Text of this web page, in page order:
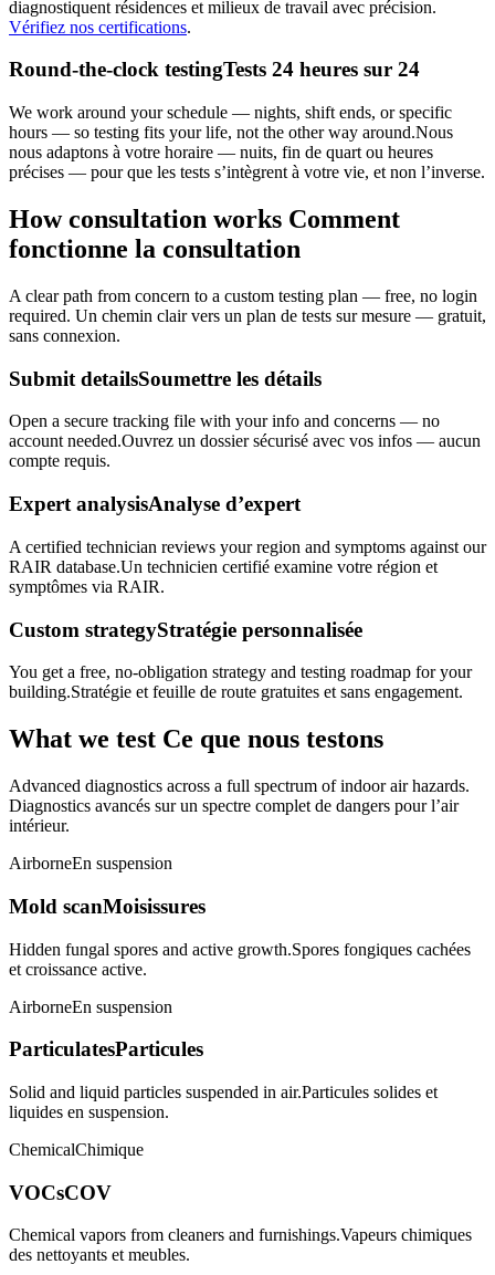
diagnostiquent résidences et milieux de travail avec précision.
Vérifiez nos certifications.
Round-the-clock testingTests 24 heures sur 24
We work around your schedule — nights, shift ends, or specific
hours — so testing fits your life, not the other way around.Nous
nous adaptons à votre horaire — nuits, fin de quart ou heures
précises — pour que les tests s’intègrent à votre vie, et non l’inverse.
How consultation works Comment
fonctionne la consultation
A clear path from concern to a custom testing plan — free, no login
required. Un chemin clair vers un plan de tests sur mesure — gratuit,
sans connexion.
Submit detailsSoumettre les détails
Open a secure tracking file with your info and concerns — no
account needed.Ouvrez un dossier sécurisé avec vos infos — aucun
compte requis.
Expert analysisAnalyse d’expert
A certified technician reviews your region and symptoms against our
RAIR database.Un technicien certifié examine votre région et
symptômes via RAIR.
Custom strategyStratégie personnalisée
You get a free, no-obligation strategy and testing roadmap for your
building.Stratégie et feuille de route gratuites et sans engagement.
What we test Ce que nous testons
Advanced diagnostics across a full spectrum of indoor air hazards.
Diagnostics avancés sur un spectre complet de dangers pour l’air
intérieur.
AirborneEn suspension
Mold scanMoisissures
Hidden fungal spores and active growth.Spores fongiques cachées
et croissance active.
AirborneEn suspension
ParticulatesParticules
Solid and liquid particles suspended in air.Particules solides et
liquides en suspension.
ChemicalChimique
VOCsCOV
Chemical vapors from cleaners and furnishings.Vapeurs chimiques
des nettoyants et meubles.